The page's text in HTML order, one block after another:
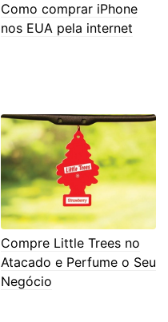
Como comprar iPhone
nos EUA pela internet
Compre Little Trees no
Atacado e Perfume o Seu
Negócio